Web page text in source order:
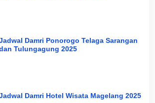
Damri Ponorogo Telaga Sarangan
Tulungagung 2025
Damri Hotel Wisata Magelang 2025